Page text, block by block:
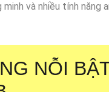
và nhiều tính năng
NỖI